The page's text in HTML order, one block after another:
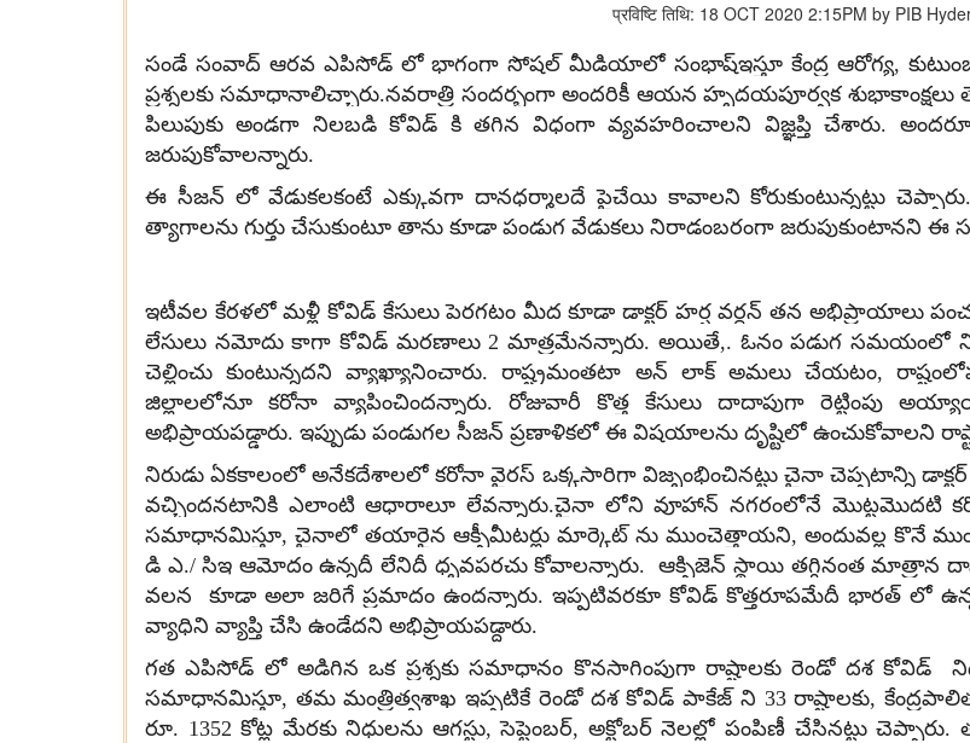
प्रविष्टि तिथि: 18 OCT 2020 2:15PM by PIB
సండే సంవాద్ ఆరవ ఎపిసోడ్ లో భాగంగా సోషల్ మీడియాలో సంభాష్ఇస్తూ కేంద్ర ఆరోగ్య, కుటుంబ
ప్రశ్నలకు సమాధానాలిచ్చారు.నవరాత్రి సందర్భంగా అందరికీ ఆయన హృదయపూర్వక
పిలుపుకు అండగా నిలబడి కోవిడ్ కి తగిన విధంగా వ్యవహరించాలని విజ్ఞప్తి చేశారు. అందరూ
జరుపుకోవాలన్నారు.
ఈ సీజన్ లో వేడుకలకంటే ఎక్కువగా దానధర్మాలదే పైచేయి కావాలని కోరుకుంటున్నట్టు
త్యాగాలను గుర్తు చేసుకుంటూ తాను కూడా పండుగ వేడుకలు నిరాడంబరంగా జరుపుకుంటానని ఈ
ఇటీవల కేరళలో మళ్లీ కోవిడ్ కేసులు పెరగటం మీద కూడా డాక్టర్ హర్ష వర్ధన్ తన అభిప్రాయాలు
లేసులు నమోదు కాగా కోవిడ్ మరణాలు 2 మాత్రమేనన్నారు. అయితే,. ఓనం పడుగ సమయంలో
చెల్లించు కుంటున్నదని వ్యాఖ్యానించారు. రాష్ట్రమంతటా అన్ లాక్ అమలు చేయటం,
జిల్లాలలోనూ కరోనా వ్యాపించిందన్నారు. రోజువారీ కొత్త కేసులు దాదాపుగా రెట్టింపు
అభిప్రాయపడ్డారు. ఇప్పుడు పండుగల సీజన్ ప్రణాళికలో ఈ విషయాలను దృష్టిలో ఉంచుకోవాలని
నిరుడు ఏకకాలంలో అనేకదేశాలలో కరోనా వైరస్ ఒక్కసారిగా విజృంభించినట్టు చైనా చెప్పటాన్ని డాక్టర్
వచ్చిందనటానికి ఎలాంటి ఆధారాలూ లేవన్నారు.చైనా లోని వూహాన్ నగరంలోనే మొట్టమొదటి
సమాధానమిస్తూ, చైనాలో తయారైన ఆక్సీమీటర్లు మార్కెట్ ను ముంచెత్తాయని, అందువల్ల కొనే
డి ఎ./ సిఇ ఆమోదం ఉన్నదీ లేనిదీ ధృవపరచు కోవాలన్నారు. ఆక్సిజెన్ స్థాయి తగ్గినంత
వలన కూడా అలా జరిగే ప్రమాదం ఉందన్నారు. ఇప్పటివరకూ కోవిడ్ కొత్తరూపమేదీ భారత్ లో
వ్యాధిని వ్యాప్తి చేసి ఉండేదని అభిప్రాయపడ్దారు.
గత ఎపిసోడ్ లో అడిగిన ఒక ప్రశ్నకు సమాధానం కొనసాగింపుగా రాష్టాలకు రెండో దశ కోవిడ్
సమాధానమిస్తూ, తమ మంత్రిత్వశాఖ ఇప్పటికే రెండో దశ కోవిడ్ పాకేజ్ ని 33 రాష్టాలకు,
రూ. 1352 కోట్ల మేరకు నిధులను ఆగస్టు, సెప్టెంబర్, అక్టోబర్ నెలల్లో పంపిణీ చేసినట్టు